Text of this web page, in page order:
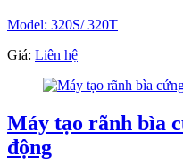
Model: 320S/ 320T
Giá: Liên hệ
Máy tạo rãnh bìa
động